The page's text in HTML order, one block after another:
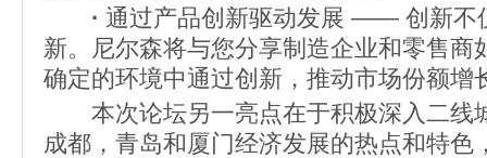
· 通过产品创新驱动发展 —— 创新不
新。尼尔森将与您分享制造企业和零售商
确定的环境中通过创新，推动市场份额增
本次论坛另一亮点在于积极深入二线
成都，青岛和厦门经济发展的热点和特色